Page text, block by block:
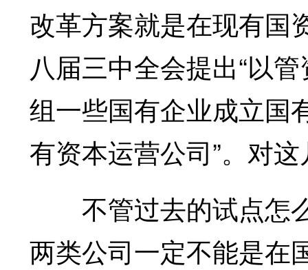
改革方案就是在现有国
八届三中全会提出“以
组一些国有企业成立国
有资本运营公司”。对
不管过去的试点怎
两类公司一定不能是在